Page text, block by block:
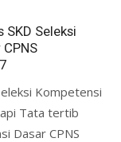
SKD Seleksi
Kompetensi
Tata tertib
Dasar CPNS